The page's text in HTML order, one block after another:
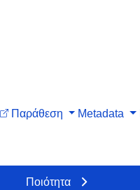
Παράθεση Metadata
Ποιότητα